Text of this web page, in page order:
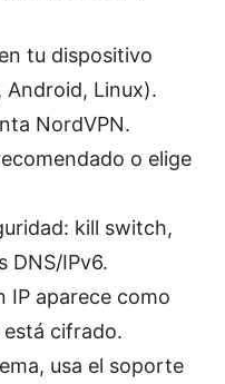
tu dispositivo
Android, Linux).
NordVPN.
o elige
kill switch,
DNS/IPv6.
IP aparece como
cifrado.
usa el soporte